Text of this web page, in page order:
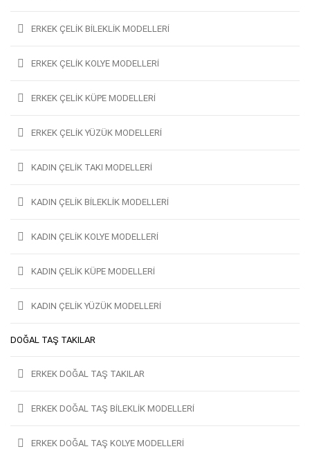
ERKEK ÇELIK BILEKLIK MODELLERI
ERKEK ÇELIK KOLYE MODELLERI
ERKEK ÇELIK KÜPE MODELLERI
ERKEK ÇELIK YÜZÜK MODELLERI
KADIN ÇELIK TAKI MODELLERI
KADIN ÇELIK BILEKLIK MODELLERI
KADIN ÇELIK KOLYE MODELLERI
KADIN ÇELIK KÜPE MODELLERI
KADIN ÇELIK YÜZÜK MODELLERI
DOĞAL TAŞ TAKILAR
ERKEK DOĞAL TAŞ TAKILAR
ERKEK DOĞAL TAŞ BILEKLIK MODELLERI
ERKEK DOĞAL TAŞ KOLYE MODELLERI